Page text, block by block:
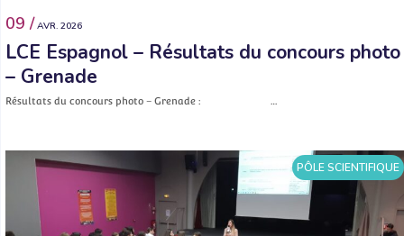
09 / AVR. 2026
LCE Espagnol – Résultats du concours photo
– Grenade
Résultats du concours photo – Grenade : …
PÔLE SCIENTIFIQUE